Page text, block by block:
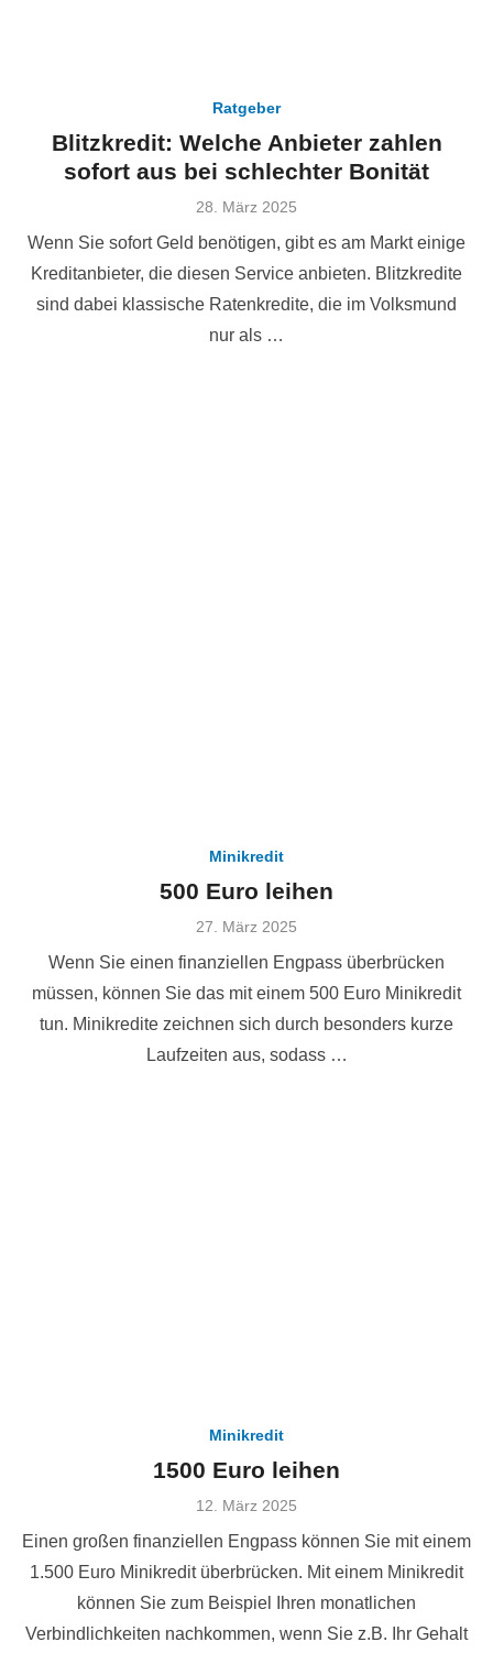
Ratgeber
Blitzkredit: Welche Anbieter zahlen
sofort aus bei schlechter Bonität
Veröffentlicht
28. März 2025
Wenn Sie sofort Geld benötigen, gibt es am Markt einige
Kreditanbieter, die diesen Service anbieten. Blitzkredite
sind dabei klassische Ratenkredite, die im Volksmund
nur als …
Minikredit
500 Euro leihen
Veröffentlicht
27. März 2025
Wenn Sie einen finanziellen Engpass überbrücken
müssen, können Sie das mit einem 500 Euro Minikredit
tun. Minikredite zeichnen sich durch besonders kurze
Laufzeiten aus, sodass …
Minikredit
1500 Euro leihen
Veröffentlicht
12. März 2025
Einen großen finanziellen Engpass können Sie mit einem
1.500 Euro Minikredit überbrücken. Mit einem Minikredit
können Sie zum Beispiel Ihren monatlichen
Verbindlichkeiten nachkommen, wenn Sie z.B. Ihr Gehalt